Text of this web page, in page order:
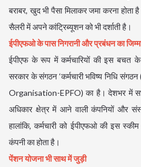
बराबर, खुद भी पैसा मिलाकर जमा करना
सैलरी में अपने कांट्रिब्यूशन को भी दर्शाती है।
ईपीएफओ के पास निगरानी और प्रबंधन का
ईपीएफ के रूप में कर्मचारियों की इस बचत
सरकार के संगठन ‘कर्मचारी भविष्य निधि
Organisation-EPFO) का है। देशभर में
अधिकार क्षेत्र में आने वाली कंपनियों और
हालांकि, कर्मचारी को ईपीएफओ की इस
कंपनी का होता है।
पेंशन योजना भी साथ में जुड़ी